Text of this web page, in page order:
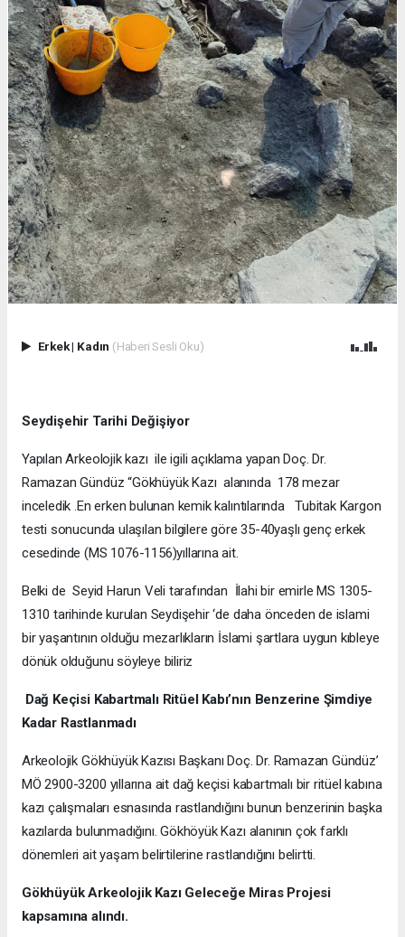
Erkek| Kadın (Haberi Sesli Oku)
Seydişehir Tarihi Değişiyor
Yapılan Arkeolojik kazı ile igili açıklama yapan Doç. Dr.
Ramazan Gündüz “Gökhüyük Kazı alanında 178 mezar
inceledik .En erken bulunan kemik kalıntılarında Tubitak Kargon
testi sonucunda ulaşılan bilgilere göre 35-40yaşlı genç erkek
cesedinde (MS 1076-1156)yıllarına ait.
Belki de Seyid Harun Veli tarafından İlahi bir emirle MS 1305-
1310 tarihinde kurulan Seydişehir ‘de daha önceden de islami
bir yaşantının olduğu mezarlıkların İslami şartlara uygun kıbleye
dönük olduğunu söyleye biliriz
Dağ Keçisi Kabartmalı Ritüel Kabı’nın Benzerine Şimdiye
Kadar Rastlanmadı
Arkeolojik Gökhüyük Kazısı Başkanı Doç. Dr. Ramazan Gündüz’
MÖ 2900-3200 yıllarına ait dağ keçisi kabartmalı bir ritüel kabına
kazı çalışmaları esnasında rastlandığını bunun benzerinin başka
kazılarda bulunmadığını. Gökhöyük Kazı alanının çok farklı
dönemleri ait yaşam belirtilerine rastlandığını belirtti.
Gökhüyük Arkeolojik Kazı Geleceğe Miras Projesi
kapsamına alındı.